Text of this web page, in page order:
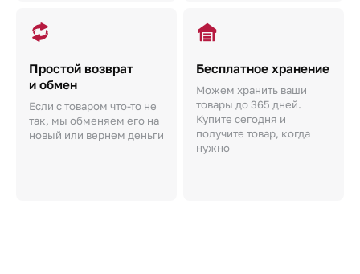
Простой возврат
и обмен
Если с товаром что-то не
так, мы обменяем его на
новый или вернем деньги
Бесплатное хранение
Можем хранить ваши
товары до 365 дней.
Купите сегодня и
получите товар, когда
нужно